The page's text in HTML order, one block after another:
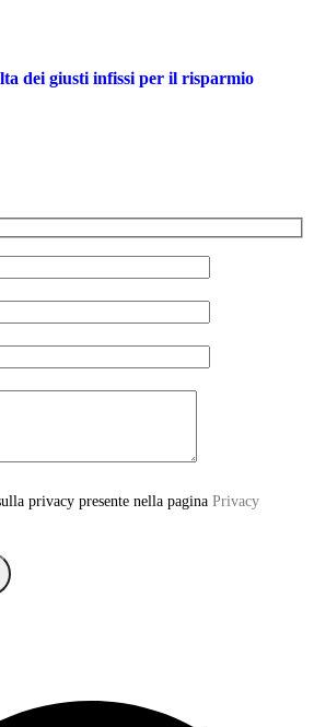
dei giusti infissi per il risparmio
privacy presente nella pagina Privacy